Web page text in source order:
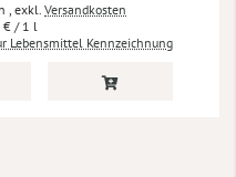
, exkl. Versandkosten
€ / 1 l
Lebensmittel Kennzeichnung